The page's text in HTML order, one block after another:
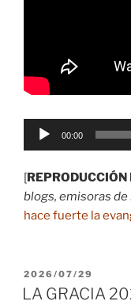
Reproductor
00:00
[
blogs, emisoras
hace fuerte la
PUBLICADO
EL
2026/07/29
LA GRACIA